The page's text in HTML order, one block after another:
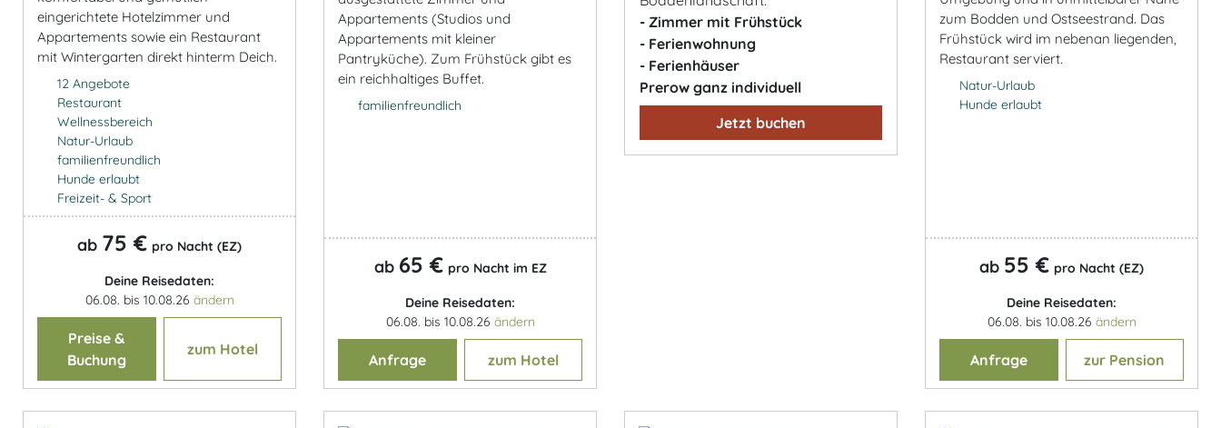
eingerichtete Hotelzimmer und
Appartements sowie ein Restaurant
mit Wintergarten direkt hinterm Deich.
12 Angebote
Restaurant
Wellnessbereich
Natur-Urlaub
familienfreundlich
Hunde erlaubt
Freizeit- & Sport
ab 75 € pro Nacht (EZ)
Deine Reisedaten:
06.08. bis 10.08.26 ändern
Preise &
Buchung
zum Hotel
Appartements (Studios und
Appartements mit kleiner
Pantryküche). Zum Frühstück gibt es
ein reichhaltiges Buffet.
familienfreundlich
ab 65 € pro Nacht im EZ
Deine Reisedaten:
06.08. bis 10.08.26 ändern
Anfrage zum Hotel
- Zimmer mit Frühstück
- Ferienwohnung
- Ferienhäuser
Prerow ganz individuell
Jetzt buchen
zum Bodden und Ostseestrand. Das
Frühstück wird im nebenan liegenden,
Restaurant serviert.
Natur-Urlaub
Hunde erlaubt
ab 55 € pro Nacht (EZ)
Deine Reisedaten:
06.08. bis 10.08.26 ändern
Anfrage zur Pension